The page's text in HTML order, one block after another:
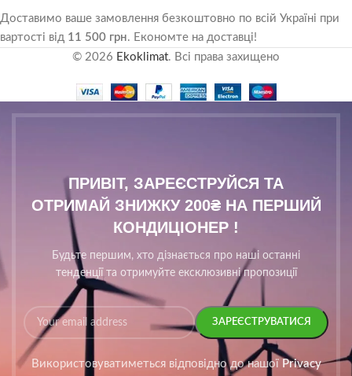
Доставимо ваше замовлення безкоштовно по всій Україні при
вартості від 11 500 грн. Економте на доставці!
© 2026 Ekoklimat. Всі права захищено
ПРИВІТ, ЗАРЕЄСТРУЙСЯ ТА
ОТРИМАЙ ЗНИЖКУ 200₴ НА ПЕРШИЙ
КОНДИЦІОНЕР !
Будьте першим, хто дізнається про наші останні
тенденції та отримуйте ексклюзивні пропозиції
Використовуватиметься відповідно до нашої Privacy